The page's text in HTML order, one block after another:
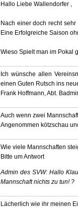
Hallo Liebe Wallendorfer ,
Nach einer doch recht
Eine Erfolgreiche Saison
Wieso Spielt man im Pokal
Ich wünsche allen
einen Guten Rutsch ins
Frank Hoffmann, Abt.
Auch wenn zwei
Angenommen kötzschau
Wie viele Mannschaften
Bitte um Antwort
Admin des SVW: Hallo
Mannschaft nichts zu tun! ?
Lächerlich wie ihr meinen